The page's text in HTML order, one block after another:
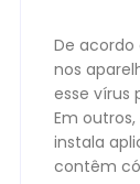
De
nos
esse vírus
Em
instala
contêm